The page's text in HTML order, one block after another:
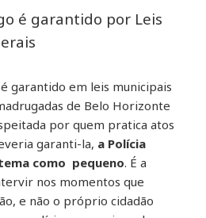
é garantido por Leis
garantido em leis municipais
de Belo Horizonte
por quem pratica atos
garanti-la, a Polícia
como pequeno. É a
nos momentos que
e não o próprio cidadão